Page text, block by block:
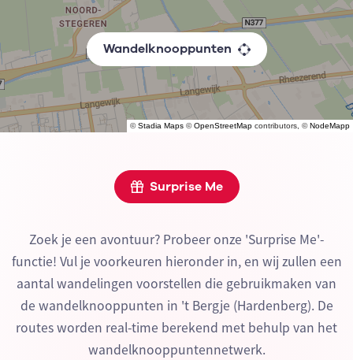
©Stadia Maps ©OpenStreetMap contributors, ©NodeMapp
Wandelknooppunten
Surprise Me
Zoek je een avontuur? Probeer onze 'Surprise Me'-
functie! Vul je voorkeuren hieronder in, en wij zullen een
aantal wandelingen voorstellen die gebruikmaken van
de wandelknooppunten in 't Bergje (Hardenberg). De
routes worden real-time berekend met behulp van het
wandelknooppuntennetwerk.